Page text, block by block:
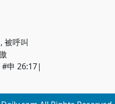
被呼叫
申 26:17|